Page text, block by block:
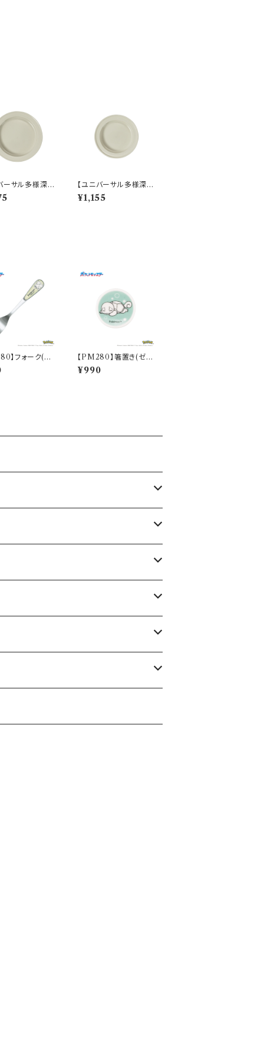
ーサル多様深
いやすいうつ
ディーププレ
【ユニバーサル多様深
皿】【すくいやすいうつ
わ】16.5cm ディーププ
¥1,155
】フォーク(フ
)【Daily Sketc
851
【PM280】箸置き(ゼニ
ガメ)【Daily Sketch】P
M283-402
¥990